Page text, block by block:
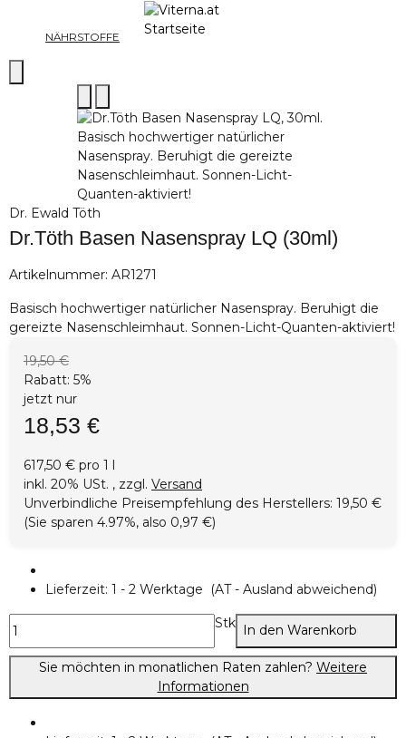
NÄHRSTOFFE
Dr. Ewald Töth
Dr.Töth Basen Nasenspray LQ (30ml)
Artikelnummer: AR1271
Basisch hochwertiger natürlicher Nasenspray. Beruhigt die
gereizte Nasenschleimhaut. Sonnen-Licht-Quanten-aktiviert!
19,50 €
Rabatt: 5%
jetzt nur
18,53 €
617,50 € pro 1 l
inkl. 20% USt. , zzgl. Versand
Unverbindliche Preisempfehlung des Herstellers: 19,50 €
(Sie sparen 4.97%, also 0,97 €)
Lieferzeit: 1 - 2 Werktage (AT - Ausland abweichend)
Stk In den Warenkorb
Sie möchten in monatlichen Raten zahlen? Weitere
Informationen